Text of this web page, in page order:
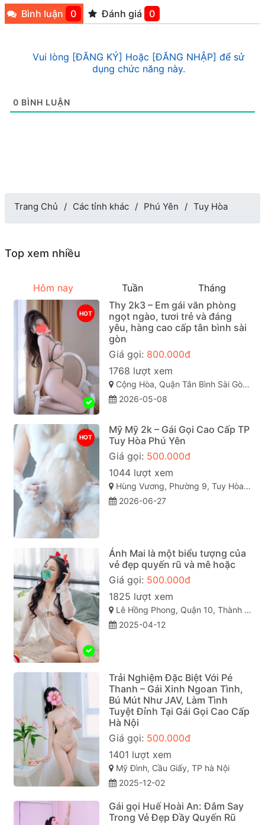
Bình luận 0 Đánh giá 0
Vui lòng [ĐĂNG KÝ] Hoặc [ĐĂNG NHẬP] để sử
dụng chức năng này.
0 BÌNH LUẬN
Trang Chủ Các tỉnh khác Phú Yên Tuy Hòa
Top xem nhiều
Hôm nay Tuần Tháng
HOT
Thy 2k3 – Em gái văn phòng
ngọt ngào, tươi trẻ và đáng
yêu, hàng cao cấp tân bình sài
gòn
Giá gọi: 800.000đ
1768 lượt xem
Cộng Hòa, Quận Tân Bình Sài Gòn ( TP. Hồ Chí Minh )
2026-05-08
HOT
Mỹ Mỹ 2k – Gái Gọi Cao Cấp TP
Tuy Hòa Phú Yên
Giá gọi: 500.000đ
1044 lượt xem
Hùng Vương, Phường 9, Tuy Hòa, Phú Yên
2026-06-27
Ánh Mai là một biểu tượng của
vẻ đẹp quyến rũ và mê hoặc
Giá gọi: 500.000đ
1825 lượt xem
Lê Hồng Phong, Quận 10, Thành phố Hồ Chí Minh
2025-04-12
Trải Nghiệm Đặc Biệt Với Pé
Thanh – Gái Xinh Ngoan Tình,
Bú Mút Như JAV, Làm Tình
Tuyệt Đỉnh Tại Gái Gọi Cao Cấp
Hà Nội
Giá gọi: 500.000đ
1401 lượt xem
Mỹ Đình, Cầu Giấy, TP hà Nội
2025-12-02
Gái gọi Huế Hoài An: Đắm Say
Trong Vẻ Đẹp Đầy Quyến Rũ